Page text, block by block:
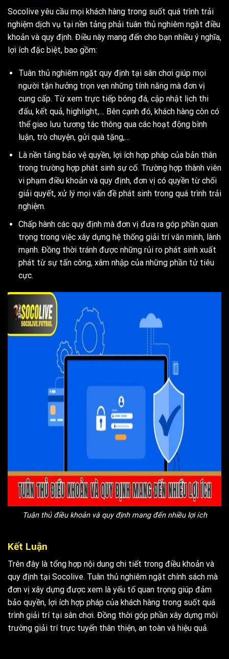
Socolive yêu cầu mọi khách hàng trong suốt quá trình trải
nghiệm dịch vụ tại nền tảng phải tuân thủ nghiêm ngặt điều
khoản và quy định. Điều này mang đến cho bạn nhiều ý nghĩa,
lợi ích đặc biệt, bao gồm:
Tuân thủ nghiêm ngặt quy định tại sân chơi giúp mọi
người tận hưởng trọn vẹn những tính năng mà đơn vị
cung cấp. Từ xem trực tiếp bóng đá, cập nhật lịch thi
đấu, kết quả, highlight,… Bên cạnh đó, khách hàng còn có
thể giao lưu tương tác thông qua các hoạt động bình
luận, trò chuyện, gửi quà tặng,…
Là nền tảng bảo vệ quyền, lợi ích hợp pháp của bản thân
trong trường hợp phát sinh sự cố. Trường hợp thành viên
vi phạm điều khoản và quy định, đơn vị có quyền từ chối
giải quyết, xử lý mọi vấn đề phát sinh trong quá trình trải
nghiệm.
Chấp hành các quy định mà đơn vị đưa ra góp phần quan
trọng trong việc xây dựng hệ thống giải trí văn minh, lành
mạnh. Đồng thời tránh được những rủi ro phát sinh xuất
phát từ sự tấn công, xâm nhập của những phần tử tiêu
cực.
Tuân thủ điều khoản và quy định mang đến nhiều lợi ích
Kết Luận
Trên đây là tổng hợp nội dung chi tiết trong điều khoản và
quy định tại Socolive. Tuân thủ nghiêm ngặt chính sách mà
đơn vị xây dựng được xem là yếu tố quan trọng giúp đảm
bảo quyền, lợi ích hợp pháp của khách hàng trong suốt quá
trình giải trí tại sân chơi. Đồng thời góp phần xây dựng môi
trường giải trí trực tuyến thân thiện, an toàn và hiệu quả.